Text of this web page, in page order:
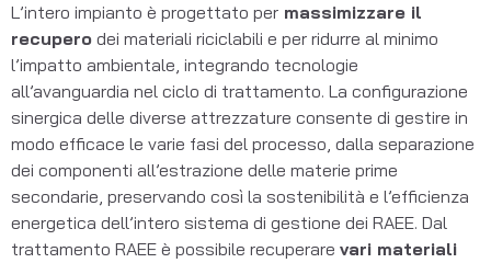
L’intero impianto è progettato per massimizzare il
recupero dei materiali riciclabili e per ridurre al minimo
l’impatto ambientale, integrando tecnologie
all’avanguardia nel ciclo di trattamento. La configurazione
sinergica delle diverse attrezzature consente di gestire in
modo efficace le varie fasi del processo, dalla separazione
dei componenti all’estrazione delle materie prime
secondarie, preservando così la sostenibilità e l’efficienza
energetica dell’intero sistema di gestione dei RAEE. Dal
trattamento RAEE è possibile recuperare vari materiali